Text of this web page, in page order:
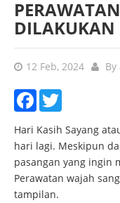
12 Feb, 2024 By
Facebook
Hari Kasih Sayang
hari lagi. Meskipun
pasangan yang ingin
Perawatan wajah
tampilan.